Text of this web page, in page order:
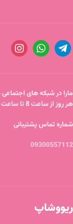
مارا در شبکه های اجتماعی
هر روز از ساعت 8 تا ساعت 18 پاسخگو شما عزیزان هستیم.
شماره تماس پشتیبانی
09300557112
ریووشاپ